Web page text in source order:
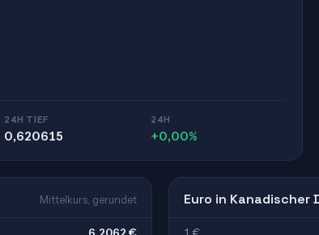
24H TIEF
0,620615
24H
+0,00%
Mittelkurs, gerundet Euro in Kanadischer